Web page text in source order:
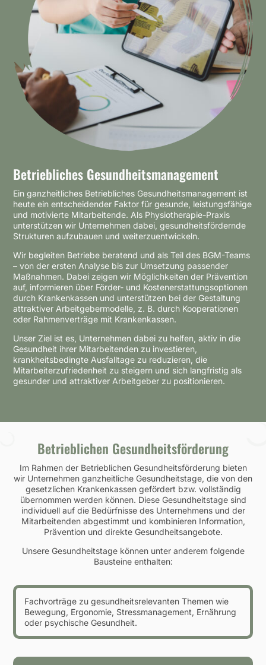
Betriebliches Gesundheitsmanagement
Ein ganzheitliches Betriebliches Gesundheitsmanagement ist
heute ein entscheidender Faktor für gesunde, leistungsfähige
und motivierte Mitarbeitende. Als Physiotherapie-Praxis
unterstützen wir Unternehmen dabei, gesundheitsfördernde
Strukturen aufzubauen und weiterzuentwickeln.
Wir begleiten Betriebe beratend und als Teil des BGM-Teams
– von der ersten Analyse bis zur Umsetzung passender
Maßnahmen. Dabei zeigen wir Möglichkeiten der Prävention
auf, informieren über Förder- und Kostenerstattungsoptionen
durch Krankenkassen und unterstützen bei der Gestaltung
attraktiver Arbeitgebermodelle, z. B. durch Kooperationen
oder Rahmenverträge mit Krankenkassen.
Unser Ziel ist es, Unternehmen dabei zu helfen, aktiv in die
Gesundheit ihrer Mitarbeitenden zu investieren,
krankheitsbedingte Ausfalltage zu reduzieren, die
Mitarbeiterzufriedenheit zu steigern und sich langfristig als
gesunder und attraktiver Arbeitgeber zu positionieren.
Betrieblichen Gesundheitsförderung
Im Rahmen der Betrieblichen Gesundheitsförderung bieten
wir Unternehmen ganzheitliche Gesundheitstage, die von den
gesetzlichen Krankenkassen gefördert bzw. vollständig
übernommen werden können. Diese Gesundheitstage sind
individuell auf die Bedürfnisse des Unternehmens und der
Mitarbeitenden abgestimmt und kombinieren Information,
Prävention und direkte Gesundheitsangebote.
Unsere Gesundheitstage können unter anderem folgende
Bausteine enthalten:
Fachvorträge zu gesundheitsrelevanten Themen wie
Bewegung, Ergonomie, Stressmanagement, Ernährung
oder psychische Gesundheit.